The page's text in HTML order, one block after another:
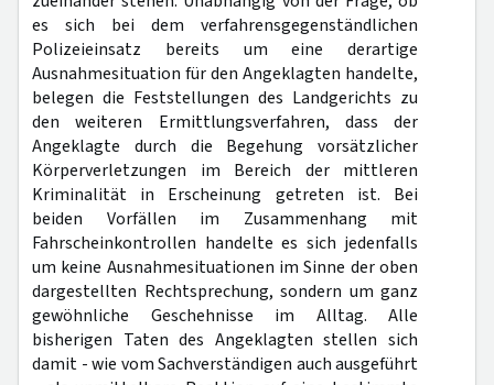
es sich bei dem verfahrensgegenständlichen
Polizeieinsatz bereits um eine derartige
Ausnahmesituation für den Angeklagten handelte,
belegen die Feststellungen des Landgerichts zu
den weiteren Ermittlungsverfahren, dass der
Angeklagte durch die Begehung vorsätzlicher
Körperverletzungen im Bereich der mittleren
Kriminalität in Erscheinung getreten ist. Bei
beiden Vorfällen im Zusammenhang mit
Fahrscheinkontrollen handelte es sich jedenfalls
um keine Ausnahmesituationen im Sinne der oben
dargestellten Rechtsprechung, sondern um ganz
gewöhnliche Geschehnisse im Alltag. Alle
bisherigen Taten des Angeklagten stellen sich
damit - wie vom Sachverständigen auch ausgeführt